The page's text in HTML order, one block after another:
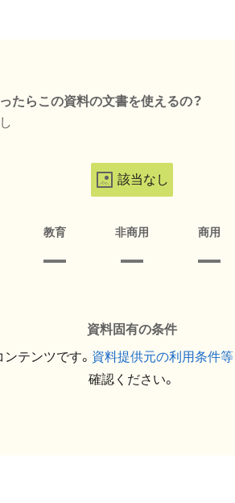
たらこの資料の文書を使えるの？
該当なし
教育 非商用 商用
資料固有の条件
テンツです。 資料提供元の利用条件等
確認ください。